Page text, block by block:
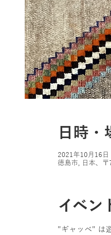
日時・
2021年10月16
徳島市, 日本、
イベン
"ギャッベ" は